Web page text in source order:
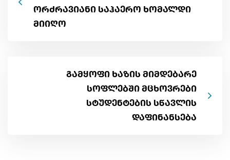
ორძრავიანი საჰაერო ხომალდი
მიიღო
გამყოფი ხაზის მიმდებარე
სოფლებში მცხოვრები
სტუდენტების სწავლის
დაფინანსება